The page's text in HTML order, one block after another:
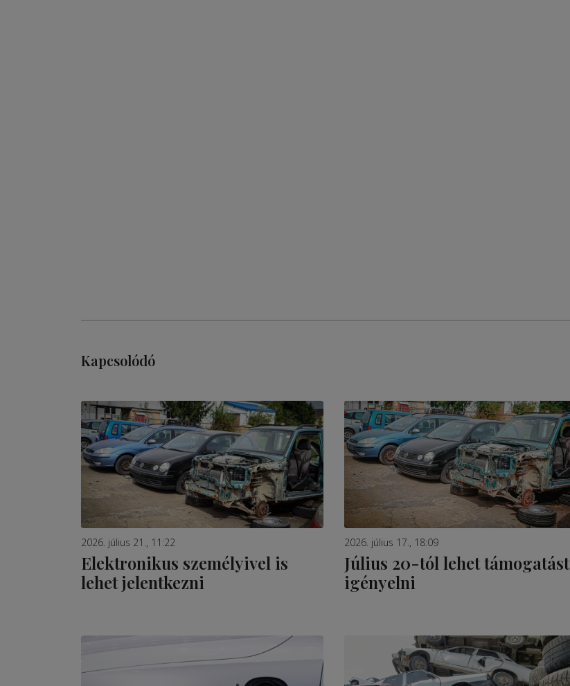
Kapcsolódó
2026. július 21., 11:22
Elektronikus személyivel is
lehet jelentkezni
2026. július 17., 18:09
Július 20-tól lehet támogatást
igényelni